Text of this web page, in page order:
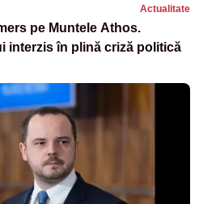
Actualitate
pe Muntele Athos.
interzis în plină criză politică